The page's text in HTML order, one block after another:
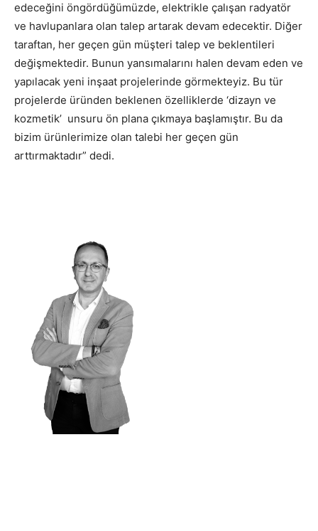
edeceğini öngördüğümüzde, elektrikle çalışan radyatör
ve havlupanlara olan talep artarak devam edecektir. Diğer
taraftan, her geçen gün müşteri talep ve beklentileri
değişmektedir. Bunun yansımalarını halen devam eden ve
yapılacak yeni inşaat projelerinde görmekteyiz. Bu tür
projelerde üründen beklenen özelliklerde ‘dizayn ve
kozmetik’ unsuru ön plana çıkmaya başlamıştır. Bu da
bizim ürünlerimize olan talebi her geçen gün
arttırmaktadır” dedi.